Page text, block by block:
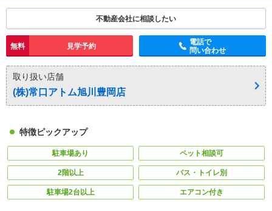
不動産会社に相談したい
無料 見学予約
電話で
問い合わせ
取り扱い店舗
(株)常口アトム旭川豊岡店
特徴ピックアップ
駐車場あり ペット相談可
2階以上 バス・トイレ別
駐車場2台以上 エアコン付き